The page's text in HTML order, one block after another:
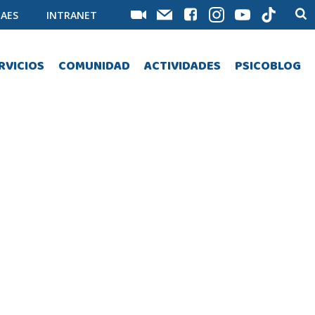
AES INTRANET
COMUNIDAD ACTIVIDADES PSICOBLOG